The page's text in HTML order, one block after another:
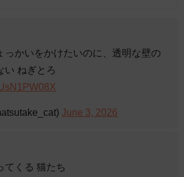
っかいをかけたいのに、透明な壁の
い ねぎとろ
June 3, 2026
てくる 猫たち